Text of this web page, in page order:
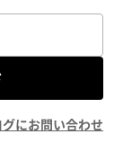
にお問い合わせ